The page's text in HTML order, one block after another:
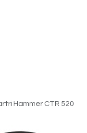
Hammer CTR 520